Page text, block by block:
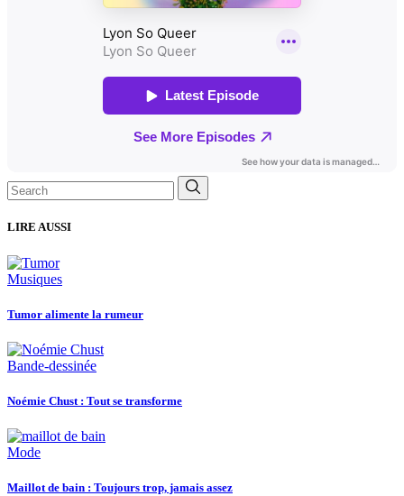
Search
for:
LIRE AUSSI
Musiques
Tumor alimente la rumeur
Bande-dessinée
Noémie Chust : Tout se transforme
Mode
Maillot de bain : Toujours trop, jamais assez